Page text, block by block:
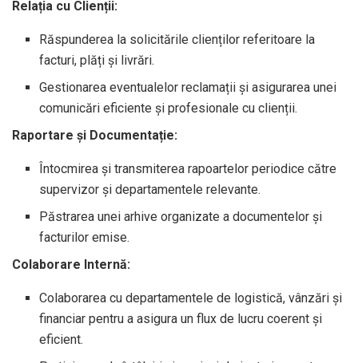
Relația cu Clienții:
Răspunderea la solicitările clienților referitoare la
facturi, plăți și livrări.
Gestionarea eventualelor reclamații și asigurarea unei
comunicări eficiente și profesionale cu clienții.
Raportare și Documentație:
Întocmirea și transmiterea rapoartelor periodice către
supervizor și departamentele relevante.
Păstrarea unei arhive organizate a documentelor și
facturilor emise.
Colaborare Internă:
Colaborarea cu departamentele de logistică, vânzări și
financiar pentru a asigura un flux de lucru coerent și
eficient.